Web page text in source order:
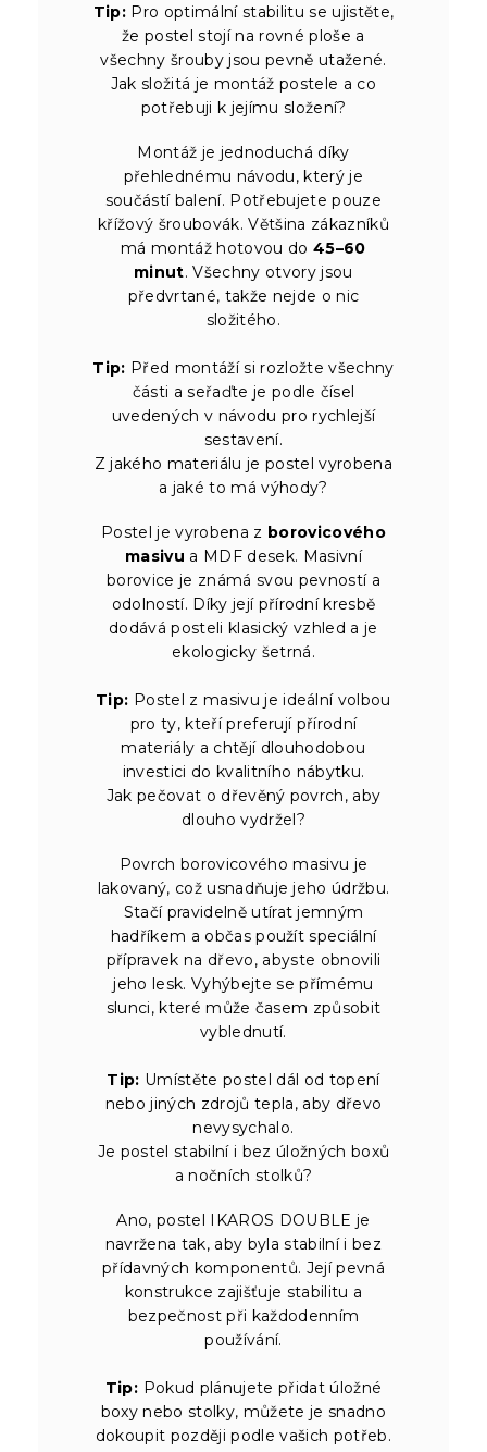
Tip: Pro optimální stabilitu se ujistěte,
že postel stojí na rovné ploše a
všechny šrouby jsou pevně utažené.
Jak složitá je montáž postele a co
potřebuji k jejímu složení?
Montáž je jednoduchá díky
přehlednému návodu, který je
součástí balení. Potřebujete pouze
křížový šroubovák. Většina zákazníků
má montáž hotovou do45–60
minut. Všechny otvory jsou
předvrtané, takže nejde o nic
složitého.
Tip: Před montáží si rozložte všechny
části a seřaďte je podle čísel
uvedených v návodu pro rychlejší
sestavení.
Z jakého materiálu je postel vyrobena
a jaké to má výhody?
Postel je vyrobena z borovicového
masivu a MDF desek. Masivní
borovice je známá svou pevností a
odolností. Díky její přírodní kresbě
dodává posteli klasický vzhled a je
ekologicky šetrná.
Tip: Postel z masivu je ideální volbou
pro ty, kteří preferují přírodní
materiály a chtějí dlouhodobou
investici do kvalitního nábytku.
Jak pečovat o dřevěný povrch, aby
dlouho vydržel?
Povrch borovicového masivu je
lakovaný, což usnadňuje jeho údržbu.
Stačí pravidelně utírat jemným
hadříkem a občas použít speciální
přípravek na dřevo, abyste obnovili
jeho lesk. Vyhýbejte se přímému
slunci, které může časem způsobit
vyblednutí.
Tip: Umístěte postel dál od topení
nebo jiných zdrojů tepla, aby dřevo
nevysychalo.
Je postel stabilní i bez úložných boxů
a nočních stolků?
Ano, postel IKAROS DOUBLE je
navržena tak, aby byla stabilní i bez
přídavných komponentů. Její pevná
konstrukce zajišťuje stabilitu a
bezpečnost při každodenním
používání.
Tip: Pokud plánujete přidat úložné
boxy nebo stolky, můžete je snadno
dokoupit později podle vašich potřeb.